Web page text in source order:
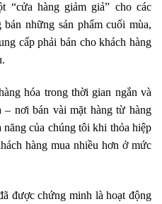
“cửa hàng giảm giả” cho các
những sản phẩm cuối mùa,
cấp phải bán cho khách hàng
hóa trong thời gian ngắn và
– nơi bán vài mặt hàng từ hàng
của chúng tôi khi thỏa hiệp
hàng mua nhiều hơn ở mức
được chứng minh là hoạt động